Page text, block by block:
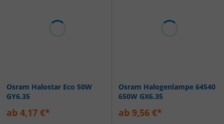
Osram Halostar Eco 50W
GY6.35
ab 4,17 €*
Osram Halogenlampe 64540
650W GX6.35
ab 9,56 €*